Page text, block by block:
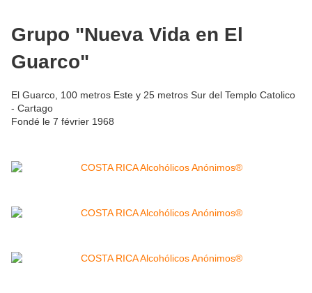
Grupo "Nueva Vida en El
Guarco"
El Guarco, 100 metros Este y 25 metros Sur del Templo Catolico
- Cartago
Fondé le 7 février 1968